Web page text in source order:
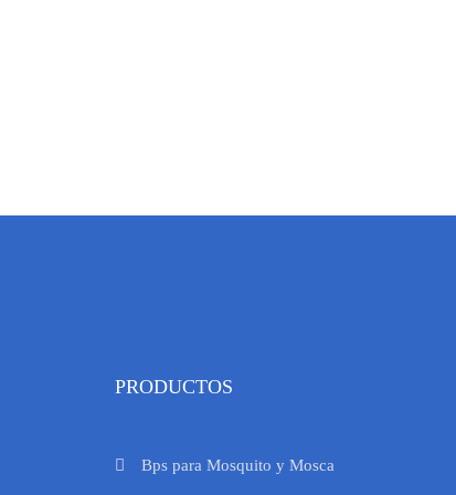
PRODUCTOS
Bps para Mosquito y Mosca